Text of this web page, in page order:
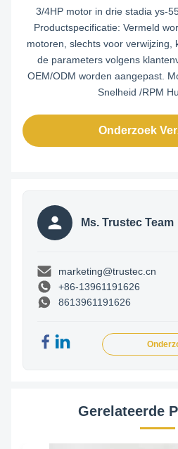
3/4HP motor in drie stadia ys-
Productspecificatie: Vermeld
motoren, slechts voor verwijzing,
de parameters volgens
OEM/ODM worden aangepast.
Snelheid /RPM
Onderzoek
Ms. Trustec Team
marketing@trustec.cn
+86-13961191626
8613961191626
Gerelateerde